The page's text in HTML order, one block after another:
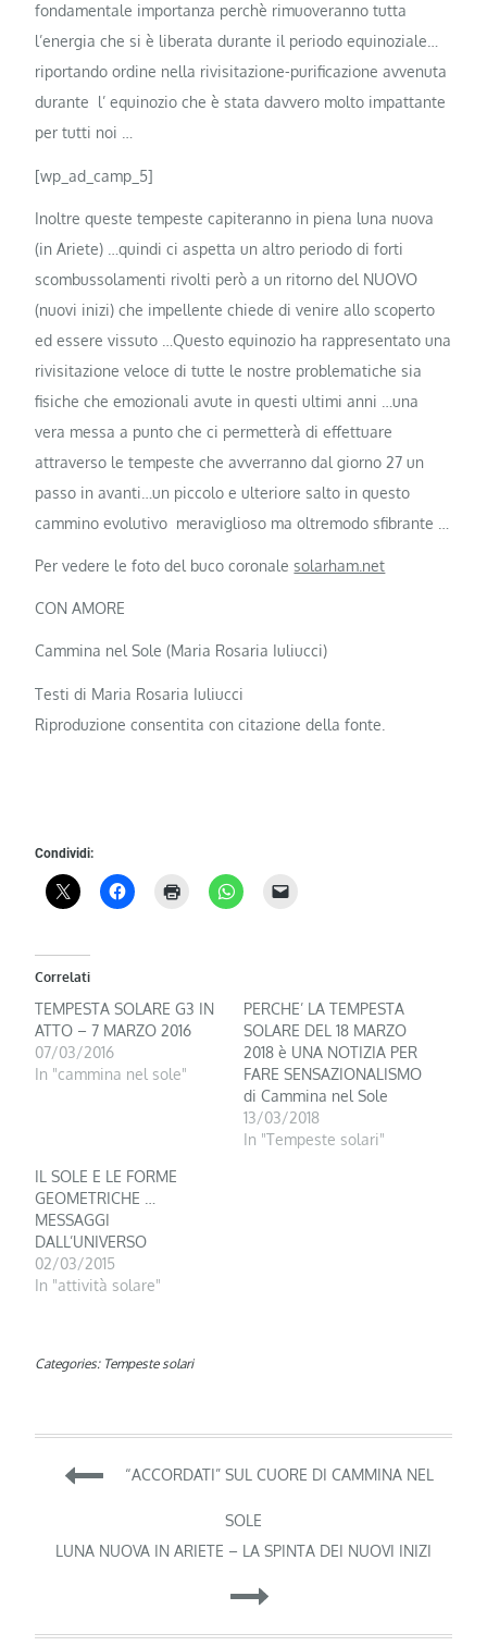
fondamentale importanza perchè rimuoveranno tutta
l’energia che si è liberata durante il periodo equinoziale…
riportando ordine nella rivisitazione-purificazione avvenuta
durante l’ equinozio che è stata davvero molto impattante
per tutti noi …
[wp_ad_camp_5]
Inoltre queste tempeste capiteranno in piena luna nuova
(in Ariete) …quindi ci aspetta un altro periodo di forti
scombussolamenti rivolti però a un ritorno del NUOVO
(nuovi inizi) che impellente chiede di venire allo scoperto
ed essere vissuto …Questo equinozio ha rappresentato una
rivisitazione veloce di tutte le nostre problematiche sia
fisiche che emozionali avute in questi ultimi anni …una
vera messa a punto che ci permetterà di effettuare
attraverso le tempeste che avverranno dal giorno 27 un
passo in avanti…un piccolo e ulteriore salto in questo
cammino evolutivo meraviglioso ma oltremodo sfibrante …
Per vedere le foto del buco coronalesolarham.net
CON AMORE
Cammina nel Sole (Maria Rosaria Iuliucci)
Testi di Maria Rosaria Iuliucci
Riproduzione consentita con citazione della fonte.
Condividi:
Correlati
TEMPESTA SOLARE G3 IN
ATTO – 7 MARZO 2016
07/03/2016
In "cammina nel sole"
PERCHE’ LA TEMPESTA
SOLARE DEL 18 MARZO
2018 è UNA NOTIZIA PER
FARE SENSAZIONALISMO
di Cammina nel Sole
13/03/2018
In "Tempeste solari"
IL SOLE E LE FORME
GEOMETRICHE …
MESSAGGI
DALL’UNIVERSO
02/03/2015
In "attività solare"
Categories: Tempeste solari
Navigazione
articoli
“ACCORDATI” SUL CUORE DI CAMMINA NEL
SOLE
LUNA NUOVA IN ARIETE – LA SPINTA DEI NUOVI INIZI